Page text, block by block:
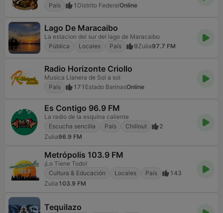
País
1 Distrito FederalOnline
Lago De Maracaibo
La estacion del sur del lago de Maracaibo
Pública
Locales País 9Zulia97.7 FM
Radio Horizonte Criollo
Musica Llanera de Sol a sol
País
171 Estado BarinasOnline
Es Contigo 96.9 FM
La radio de la esquina caliente
Escucha sencilla
País Chillout
2
Zulia96.9 FM
Metrópolis 103.9 FM
¡Lo Tiene Todo!
Cultura & Educación
Locales País
143
Zulia 103.9 FM
Tequilazo